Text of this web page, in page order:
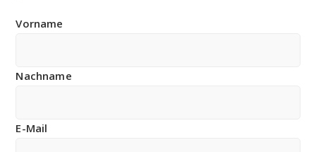
Vorname
Nachname
E-Mail